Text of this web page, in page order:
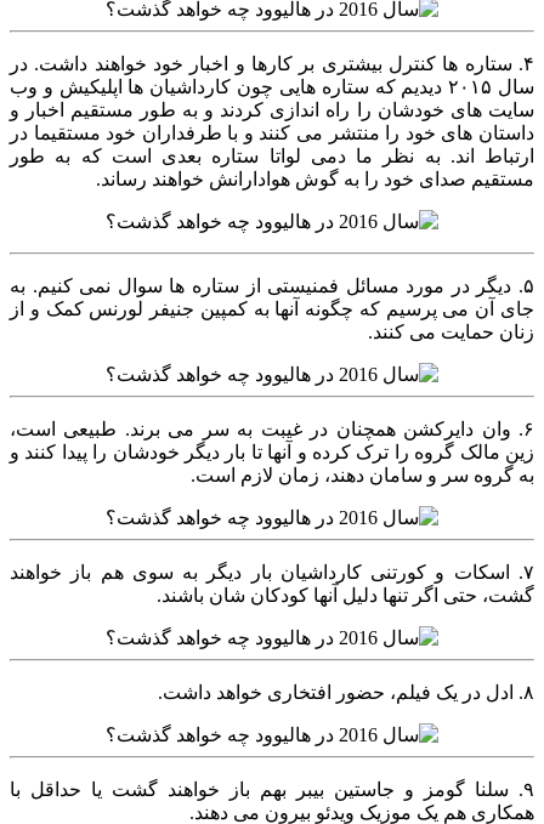
۴. ستاره ها کنترل بیشتری بر کارها و اخبار خود خواهند داشت. در
سال ۲۰۱۵ دیدیم که ستاره هایی چون کارداشیان ها اپلیکیش و وب
سایت های خودشان را راه اندازی کردند و به طور مستقیم اخبار و
داستان های خود را منتشر می کنند و با طرفداران خود مستقیما در
ارتباط اند. به نظر ما دمی لواتا ستاره بعدی است که به طور
مستقیم صدای خود را به گوش هوادارانش خواهند رساند.
۵. دیگر در مورد مسائل فمنیستی از ستاره ها سوال نمی کنیم. به
جای آن می پرسیم که چگونه آنها به کمپین جنیفر لورنس کمک و از
زنان حمایت می کنند.
۶. وان دایرکشن همچنان در غیبت به سر می برند. طبیعی است،
زین مالک گروه را ترک کرده و آنها تا بار دیگر خودشان را پیدا کنند و
به گروه سر و سامان دهند، زمان لازم است.
۷. اسکات و کورتنی کارداشیان بار دیگر به سوی هم باز خواهند
گشت، حتی اگر تنها دلیل آنها کودکان شان باشند.
۸. ادل در یک فیلم، حضور افتخاری خواهد داشت.
۹. سلنا گومز و جاستین بیبر بهم باز خواهند گشت یا حداقل با
همکاری هم یک موزیک ویدئو بیرون می دهند.